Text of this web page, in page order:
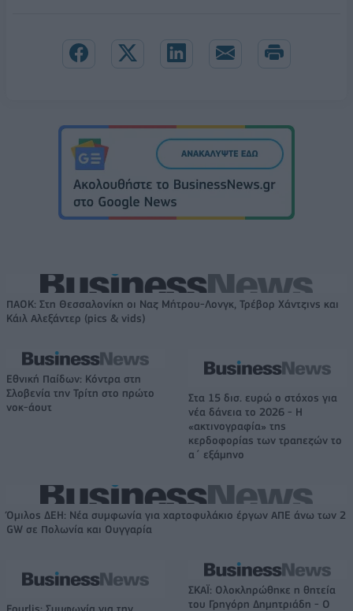
ΠΑΟΚ: Στη Θεσσαλονίκη οι Ναζ Μήτρου-Λονγκ, Τρέβορ Χάντζινς και
Κάιλ Αλεξάντερ (pics & vids)
Εθνική Παίδων: Κόντρα στη
Σλοβενία την Τρίτη στο πρώτο
νοκ-άουτ
Στα 15 δισ. ευρώ ο στόχος για
νέα δάνεια το 2026 - Η
«ακτινογραφία» της
κερδοφορίας των τραπεζών το
α΄ εξάμηνο
Όμιλος ΔΕΗ: Νέα συμφωνία για χαρτοφυλάκιο έργων ΑΠΕ άνω των 2
GW σε Πολωνία και Ουγγαρία
Fourlis: Συμφωνία για την
ΣΚΑΪ: Ολοκληρώθηκε η θητεία
του Γρηγόρη Δημητριάδη - Ο